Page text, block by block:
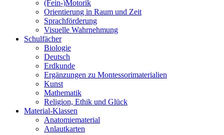
(Fein-)Motorik
Orientierung in Raum und Zeit
Sprachförderung
Visuelle Wahrnehmung
Schulfächer
Biologie
Deutsch
Erdkunde
Ergänzungen zu Montessorimaterialien
Kunst
Mathematik
Religion, Ethik und Glück
Material-Klassen
Anatomiematerial
Anlautkarten